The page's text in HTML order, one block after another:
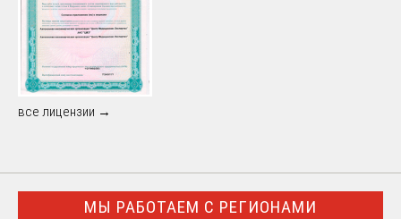
все лицензии →
МЫ РАБОТАЕМ С РЕГИОНАМИ